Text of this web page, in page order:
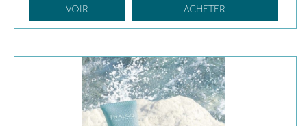
VOIR ACHETER